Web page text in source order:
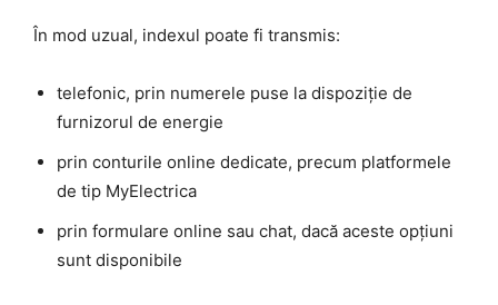
În mod uzual, indexul poate fi transmis:
telefonic, prin numerele puse la dispoziție de
furnizorul de energie
prin conturile online dedicate, precum platformele
de tip MyElectrica
prin formulare online sau chat, dacă aceste opțiuni
sunt disponibile